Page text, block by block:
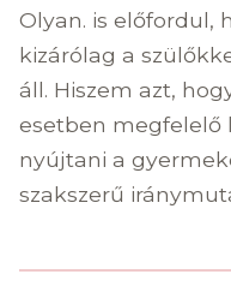
Olyan. is előfordul,
kizárólag a
áll. Hiszem azt,
esetben
nyújtani a
szakszerű